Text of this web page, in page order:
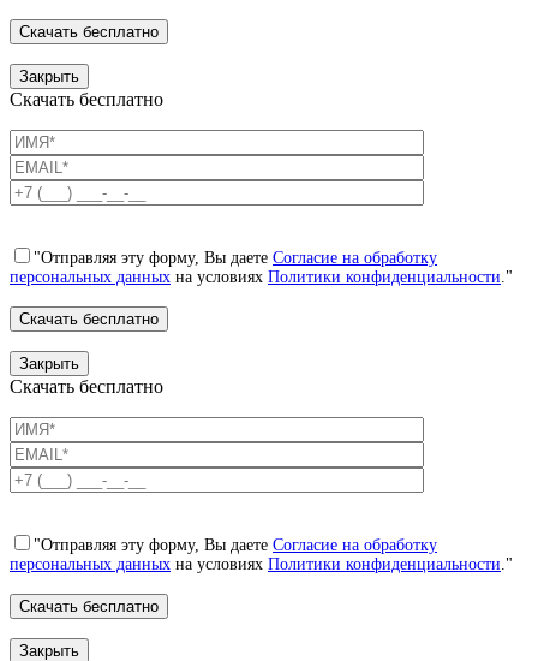
Закрыть
Скачать бесплатно
"Отправляя эту форму, Вы даете Согласие на обработку
персональных данных на условиях Политики конфиденциальности ."
Закрыть
Скачать бесплатно
"Отправляя эту форму, Вы даете Согласие на обработку
персональных данных на условиях Политики конфиденциальности ."
Закрыть